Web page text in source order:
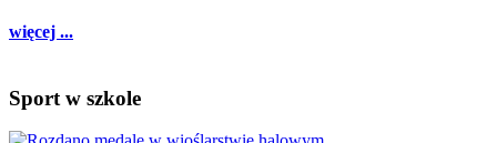
więcej ...
Sport w szkole